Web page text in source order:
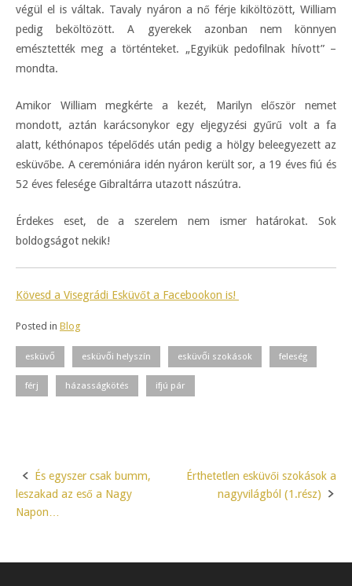
végül el is váltak. Tavaly nyáron a nő férje kiköltözött, William
pedig beköltözött. A gyerekek azonban nem könnyen
emésztették meg a történteket. „Egyikük pedofilnak hívott” –
mondta.
Amikor William megkérte a kezét, Marilyn először nemet
mondott, aztán karácsonykor egy eljegyzési gyűrű volt a fa
alatt, kéthónapos tépelődés után pedig a hölgy beleegyezett az
esküvőbe. A ceremóniára idén nyáron került sor, a 19 éves fiú és
52 éves felesége Gibraltárra utazott nászútra.
Érdekes eset, de a szerelem nem ismer határokat. Sok
boldogságot nekik!
Kövesd a Visegrádi Esküvőt a Facebookon is!
Posted in Blog
esküvő esküvői helyszín esküvői szokások feleség
férj házasságkötés ifjú pár
Post
navigation
És egyszer csak bumm,
leszakad az eső a Nagy
Napon…
Érthetetlen esküvői szokások a
nagyvilágból (1.rész)